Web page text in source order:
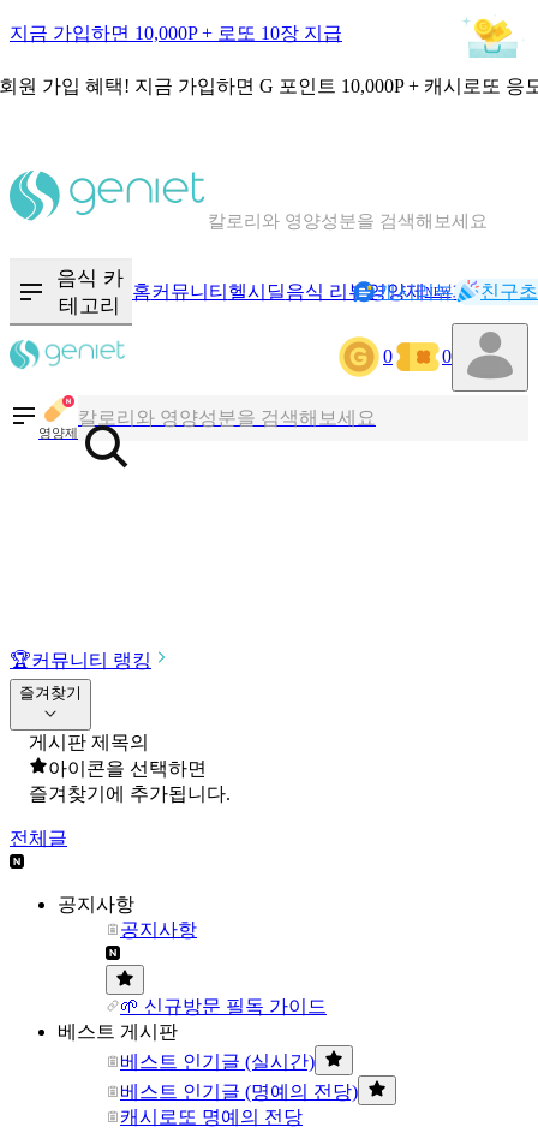
지금 가입하면 10,000P + 로또 10장 지급
원 가입 혜택! 지금 가입하면 G 포인트 10,000P + 캐시로또 응
칼로리와 영양성분을 검색해보세요
음식 카
테고리
홈커뮤니티 헬시딜음식 리뷰영양제NEW기록
캐시리뷰 친구
0 0
영양제
칼로리와 영양성분을 검색해보세요
혈당 · 다이어트 음식 검색해보세요
🏆커뮤니티 랭킹
즐겨찾기
게시판 제목의
아이콘을 선택하면
즐겨찾기에 추가됩니다.
전체글
공지사항
공지사항
🌱 신규방문 필독 가이드
베스트 게시판
베스트 인기글 (실시간)
베스트 인기글 (명예의 전당)
캐시로또 명예의 전당